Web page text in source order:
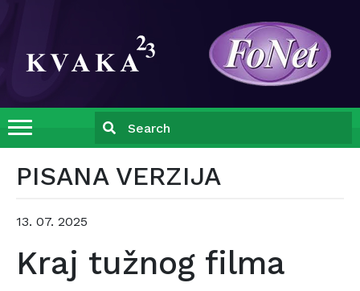
PISANA VERZIJA
13. 07. 2025
Kraj tužnog filma